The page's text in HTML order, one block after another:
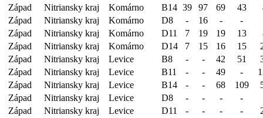
Západ
Nitriansky kraj Komárno B14 39 97 69 43
Západ
Nitriansky kraj Komárno D8 - 16 -
-
Západ
Nitriansky kraj Komárno D11 7 19 19 13
Západ
Nitriansky kraj Komárno D14 7 15 16 15
Západ
Nitriansky kraj Levice B8 - - 42 51
Západ
Nitriansky kraj Levice B11 - - 49 -
Západ
Nitriansky kraj Levice B14 - - 68 109
Západ
Nitriansky kraj Levice D8 - - -
-
Západ
Nitriansky kraj Levice D11 - - - -